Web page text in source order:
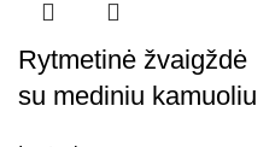
Rytmetinė žvaigždė
su mediniu kamuoliu